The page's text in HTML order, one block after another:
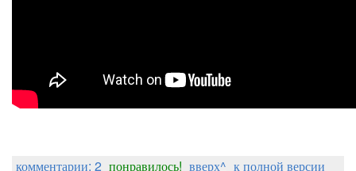
комментарии: 2 понравилось! вверх^ к полной версии